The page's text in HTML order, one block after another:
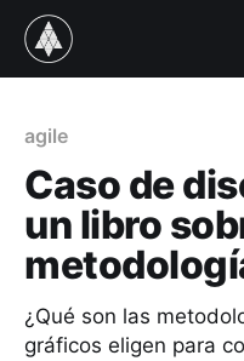
agile
Caso de
un libro
¿Qué son las
gráficos eligen para